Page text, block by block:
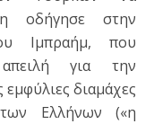
οδήγησε στην
Ιμπραήμ, που
για την
διαμάχες
Ελλήνων («η